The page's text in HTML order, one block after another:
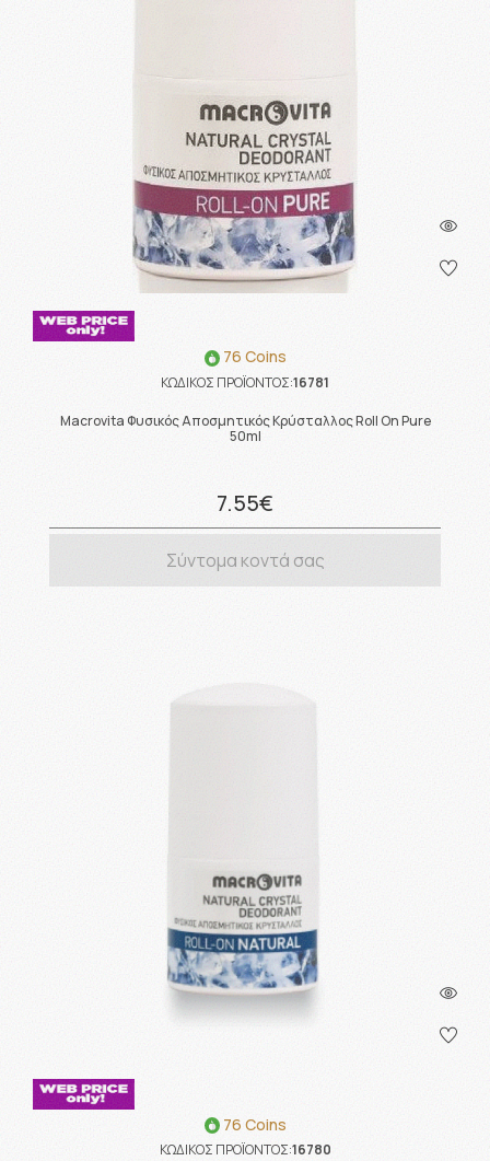
76 Coins
ΚΩΔΙΚΟΣ ΠΡΟΪΟΝΤΟΣ:16781
Macrovita Φυσικός Αποσμητικός Κρύσταλλος Roll On Pure
50ml
7.55€
Σύντομα κοντά σας
76 Coins
ΚΩΔΙΚΟΣ ΠΡΟΪΟΝΤΟΣ:16780